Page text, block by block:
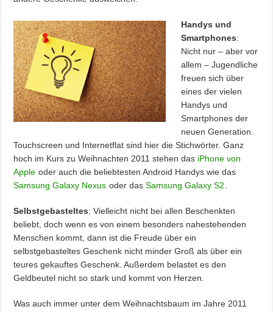
Handys und
Smartphones:
Nicht nur – aber vor
allem – Jugendliche
freuen sich über
eines der vielen
Handys und
Smartphones der
neuen Generation.
Touchscreen und Internetflat sind hier die Stichwörter. Ganz
hoch im Kurs zu Weihnachten 2011 stehen das iPhone von
Apple oder auch die beliebtesten Android Handys wie das
Samsung Galaxy Nexus oder dasSamsung Galaxy S2
Selbstgebasteltes: Vielleicht nicht bei allen Beschenkten
beliebt, doch wenn es von einem besonders nahestehenden
Menschen kommt, dann ist die Freude über ein
selbstgebasteltes Geschenk nicht minder Groß als über ein
teures gekauftes Geschenk. Außerdem belastet es den
Geldbeutel nicht so stark und kommt von Herzen.
Was auch immer unter dem Weihnachtsbaum im Jahre 2011